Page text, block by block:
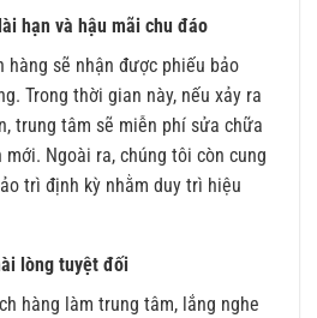
hạn và hậu mãi chu đáo
hàng sẽ nhận được phiếu bảo
Trong thời gian này, nếu xảy ra
trung tâm sẽ miễn phí sửa chữa
Ngoài ra, chúng tôi còn cung
trì định kỳ nhằm duy trì hiệu
lòng tuyệt đối
hàng làm trung tâm, lắng nghe